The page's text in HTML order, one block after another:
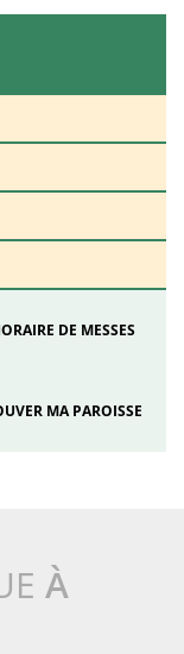
DE MESSES
MA PAROISSE
À